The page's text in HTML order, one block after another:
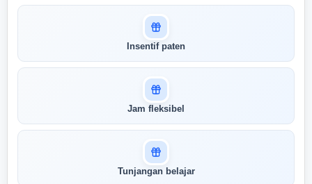
Insentif paten
Jam fleksibel
Tunjangan belajar